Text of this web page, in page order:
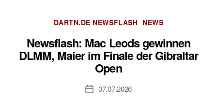
Kategorien
DARTN.DE NEWSFLASH NEWS
Newsflash: Mac Leods gewinnen
DLMM, Maier im Finale der Gibraltar
Open
Veröffentlichungsdatum
07.07.2026